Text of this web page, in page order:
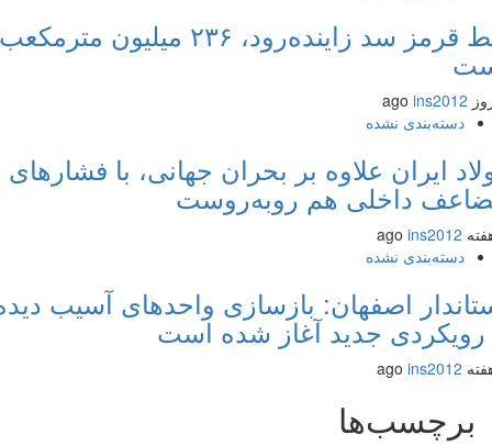
خط قرمز سد زاینده‌رود، ۲۳۶ میلیون مترمکعب
ins2012
دسته‌بندی نشده
ایران علاوه بر بحران جهانی، با فشارهای
داخلی هم روبه‌روست
ins2012
دسته‌بندی نشده
اصفهان: بازسازی واحدهای آسیب دیده
جدید آغاز شده است
ins2012
برچسب‌ها